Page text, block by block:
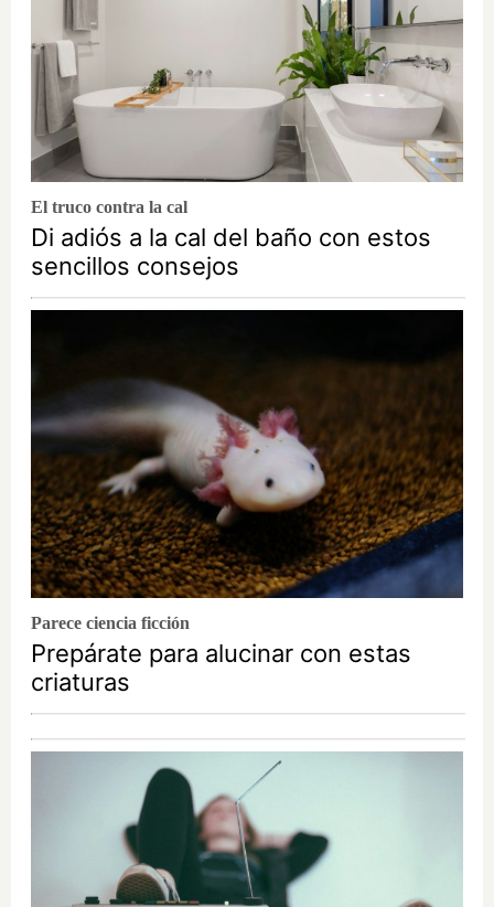
El truco contra la cal
Di adiós a la cal del baño con estos
sencillos consejos
Parece ciencia ficción
Prepárate para alucinar con estas
criaturas